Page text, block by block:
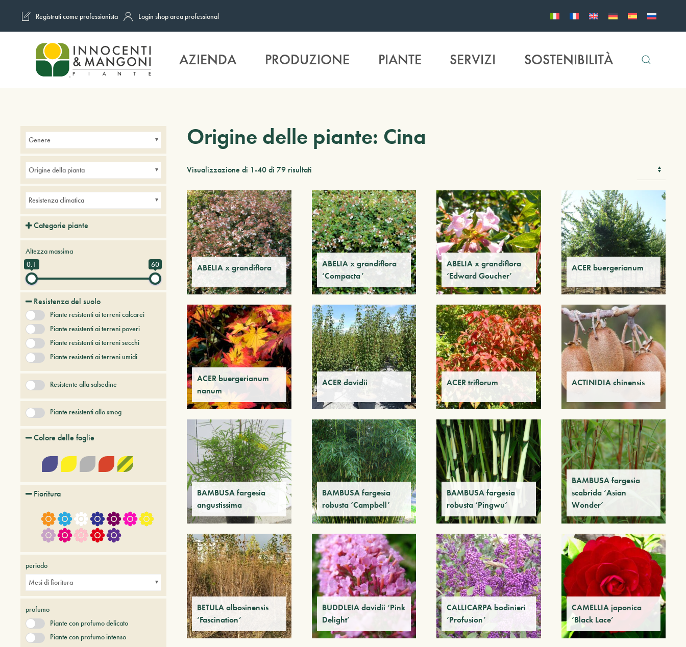
Skip to main content
Registrati come professionista Login shop area professional
AZIENDA PRODUZIONE PIANTE SERVIZI SOSTENIBILITÀ
Origine delle piante: Cina
Visualizzazione di 1-40 di 79 risultati
ABELIA x grandiflora
ABELIA x grandiflora
‘Compacta’
ABELIA x grandiflora
‘Edward Goucher’
ACER buergerianum
ACER buergerianum
nanum
ACER davidii ACER triflorum ACTINIDIA chinensis
BAMBUSA fargesia
angustissima
BAMBUSA fargesia
robusta ‘Campbell’
BAMBUSA fargesia
robusta ‘Pingwu’
BAMBUSA fargesia
scabrida ‘Asian
Wonder’
BETULA albosinensis
‘Fascination’
BUDDLEIA davidii ‘Pink
Delight’
CALLICARPA bodinieri
‘Profusion’
CAMELLIA japonica
‘Black Lace’
Genere
Origine della pianta
Resistenza climatica
Categorie piante
Alberi e arbusti a foglia caduca
Alberi e arbusti persistenti
Alberi e piante del futuro
Conifere
+ Show More
Altezza massima
0.1
60
Resistenza del suolo
Piante resistenti ai terreni calcarei
Piante resistenti ai terreni poveri
Piante resistenti ai terreni secchi
Piante resistenti ai terreni umidi
Resistente alla salsedine
Piante resistenti allo smog
Colore delle foglie
Fioritura
periodo
Mesi di fioritura
profumo
Piante con profumo delicato
Piante con profumo intenso